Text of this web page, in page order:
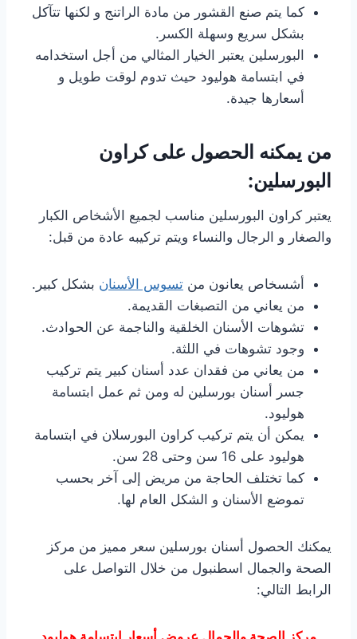
كما يتم صنع القشور من مادة الراتنج و لكنها تتآكل
بشكل سريع وسهلة الكسر.
البورسلين يعتبر الخيار المثالي من أجل استخدامه
في ابتسامة هوليود حيث تدوم لوقت طويل و
أسعارها جيدة.
من يمكنه الحصول على كراون
البورسلين:
يعتبر كراون البورسلين مناسب لجميع الأشخاص الكبار
والصغار و الرجال والنساء ويتم تركيبه عادة من قبل:
أشسخاص يعانون من تسوس الأسنان بشكل كبير.
من يعاني من التصبغات القديمة.
تشوهات الأسنان الخلقية والناجمة عن الحوادث.
وجود تشوهات في اللثة.
من يعاني من فقدان عدد أسنان كبير يتم تركيب
جسر أسنان بورسلين له ومن ثم عمل ابتسامة
هوليود.
يمكن أن يتم تركيب كراون البورسلان في ابتسامة
هوليود على 16 سن وحتى 28 سن.
كما تختلف الحاجة من مريض إلى آخر بحسب
تموضع الأسنان و الشكل العام لها.
يمكنك الحصول أسنان بورسلين سعر مميز من مركز
الصحة والجمال اسطنبول من خلال التواصل على
الرابط التالي: